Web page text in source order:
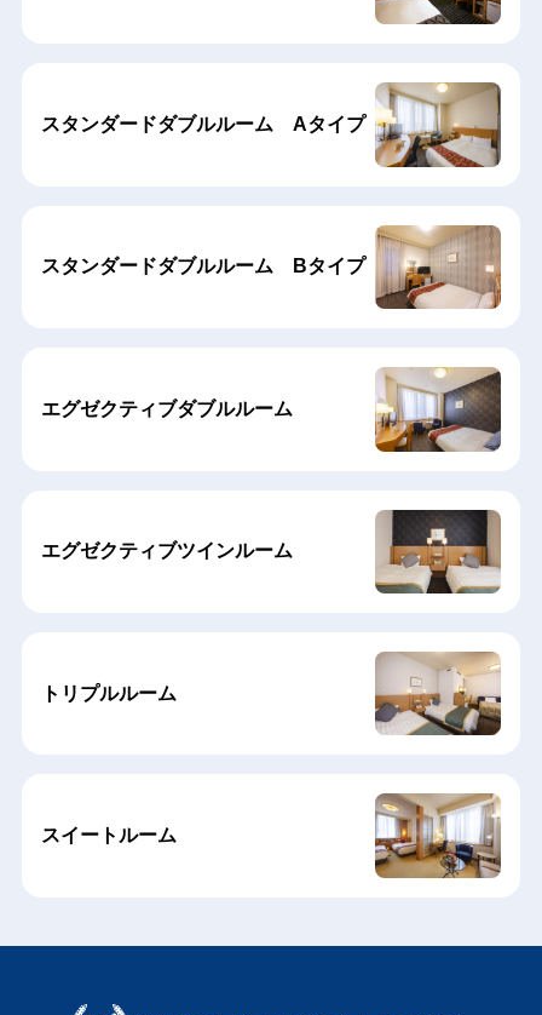
スタンダードダブルルーム Aタイプ
スタンダードダブルルーム Bタイプ
エグゼクティブダブルルーム
エグゼクティブツインルーム
トリプルルーム
スイートルーム